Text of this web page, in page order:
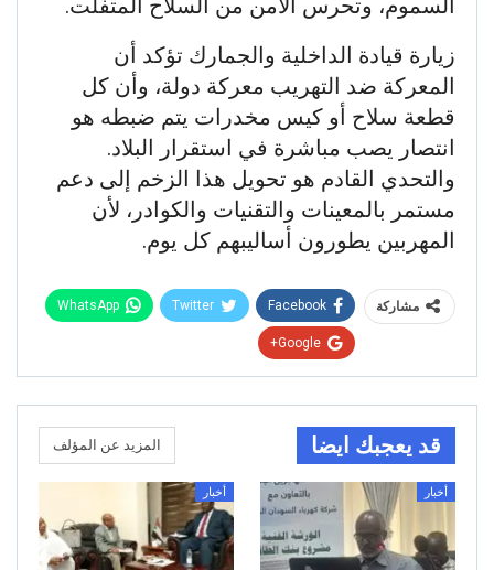
زيارة قيادة الداخلية والجمارك تؤكد أن
المعركة ضد التهريب معركة دولة، وأن كل
قطعة سلاح أو كيس مخدرات يتم ضبطه هو
انتصار يصب مباشرة في استقرار البلاد.
والتحدي القادم هو تحويل هذا الزخم إلى دعم
مستمر بالمعينات والتقنيات والكوادر، لأن
المهربين يطورون أساليبهم كل يوم.
مشاركة Facebook
Twitter
WhatsApp
Google+
قد يعجبك ايضا المزيد عن المؤلف
أخبار أخبار